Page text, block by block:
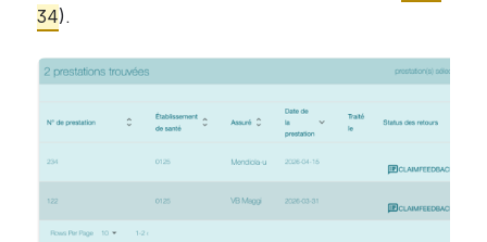
34).
Open